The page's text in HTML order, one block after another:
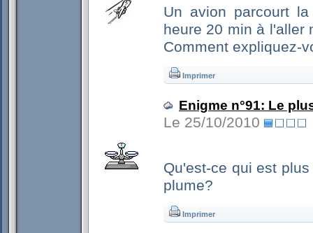
Un avion parcourt
heure 20 min à l'aller
Comment expliquez-
Imprimer
Enigme n°91: Le
Le 25/10/2010
Qu'est-ce qui est
plume?
Imprimer